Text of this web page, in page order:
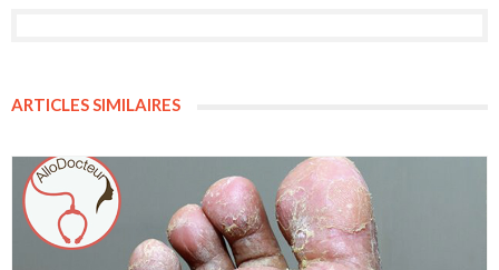
ARTICLES SIMILAIRES